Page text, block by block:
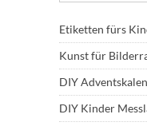
Etiketten fürs
Kunst für
DIY
DIY Kinder